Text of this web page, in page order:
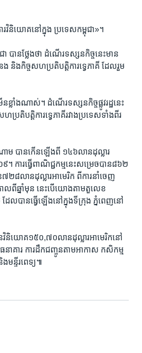
វិនិយោគ​នៅ​ក្នុង​ ប្រទេស​កម្ពុជា»។
បាន​ថ្លែង​ថា​ ​ដំណើរទស្សន​កិច្ច​នេះ​មាន​
និង​កិច្ច​សហ​ប្រតិបត្តិការ​ទ្វេភាគី​ ដែល​រួម​
លាំង​ណាស់។​ ដំណើរ​ទស្សន​កិច្ច​ផ្លូវ​រដ្ឋនេះ​
ត្តិការ​ទ្វេភាគី​រវាង​ប្រទេស​ទាំងពីរ​
ណាម​ ​បាន​កើន​ឡើង​ពី​ ១៤៦​លាន​ដុល្លារ
។​ ការ​ធ្វើ​ពាណិជ្ជ​កម្មនេះ​សម្រេច​បាន​៨៦២​
២៨​លាន​ដុល្លារ​អាមេរិក​ ពីការ​នាំចេញ​
ពី​ឆ្នាំ​មុន​ នេះ​បើ​យោង​តាម​តួលេខ
ែល​បាន​ធ្វើ​ឡើង​នៅ​ក្នុង​ទីក្រុង​ ភ្នំពេញ​នៅ​
វិនិយោគ​១៥០,៧០​លាន​ដុល្លារអាមេរិក​នៅ​
នាគារ​ ​ការ​ដឹក​ជញ្ចូន​តាម​អាកាស​ ​កសិកម្ម
ន្ទីរពេទ្យ៕